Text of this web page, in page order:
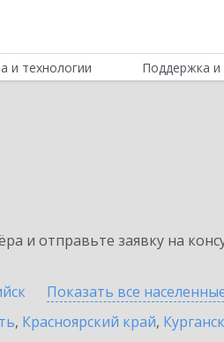
и технологии Поддержка и
и отправьте заявку на
Показать все
, Красноярский край,